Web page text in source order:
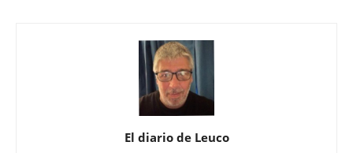
El diario de Leuco